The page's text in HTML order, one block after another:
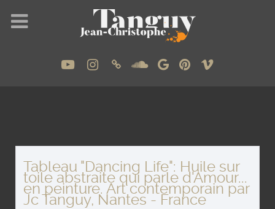
Tableau "Dancing Life": Huile sur
toile abstraite qui parle d'Amour...
en peinture. Art contemporain par
Jc Tanguy, Nantes - France